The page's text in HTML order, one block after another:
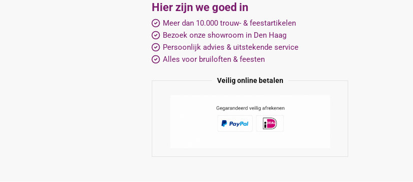
Hier zijn we goed in
Meer dan 10.000 trouw- & feestartikelen
Bezoek onze showroom in Den Haag
Persoonlijk advies & uitstekende service
Alles voor bruiloften & feesten
Veilig online betalen